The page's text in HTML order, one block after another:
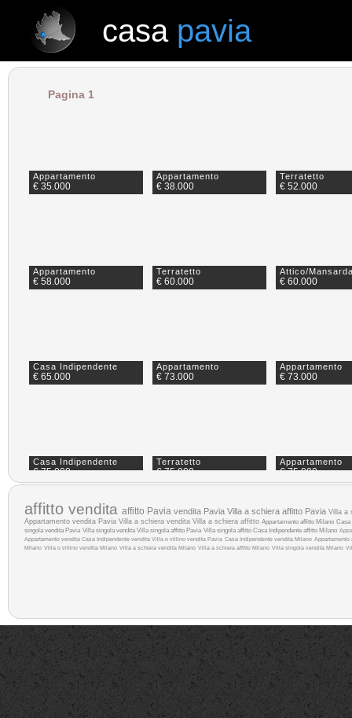
casa pavia
Pagina 1
Appartamento
€ 35.000
Appartamento
€ 38.000
Terratetto
€ 52.000
Appartamento
€ 58.000
Terratetto
€ 60.000
Attico/
€ 60.000
Casa Indipendente
€ 65.000
Appartamento
€ 73.000
Appartamento
€ 73.000
Casa Indipendente
€ 75.000
Terratetto
€ 75.000
Appartamento
€ 75.000
Rustico/Casale/Corte
€ 98.000
Casa Indipendente
€ 105.000
Villa singola
€ 108.000
affitto vendita affitto Pavia vendita Pavia Villa a schiera affitto Pavia Villa a
Appartamento vendita Pavia Villa a schiera vendita Villa a schiera affitto Appartamento affitto Milano Casa
singola vendita Pavia Villa singola venditaVilla singola affitto Pavia Villa singola affitto Casa Indipendente affitto Milano
Appartamento vendita Casa Indipendente vendita Villa o villino vendita Pavia Casa Indipendente vendita Milano Appartamento
Milano Villa o villino vendita Milano Villa a schiera vendita Milano Villa a schiera affitto Milano Villa singola vendita Milano
pavia